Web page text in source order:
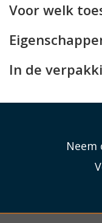
Voor welk
In de
Neem